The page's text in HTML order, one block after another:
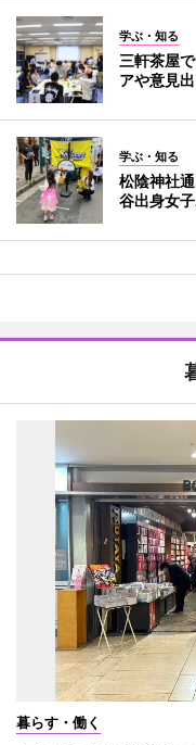
学ぶ・知る
三軒茶屋
アや意見
学ぶ・知る
松陰神社
谷出身女
暮らす・働く